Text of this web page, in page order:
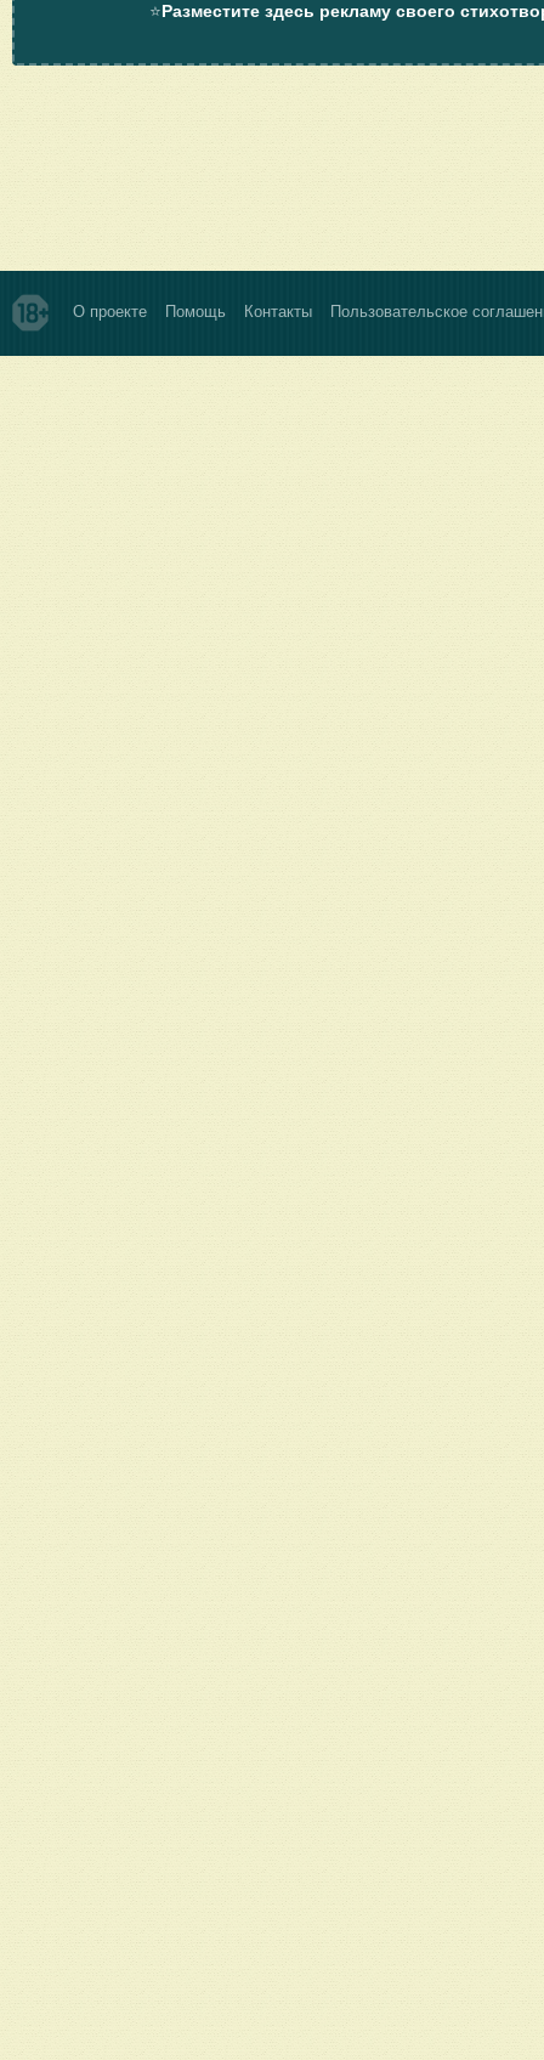
⭐Разместите здесь рекламу своего
О проекте Помощь Контакты Пользовательское